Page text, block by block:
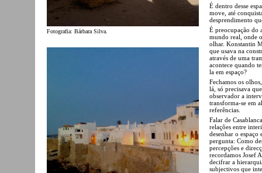
Fotografia: Bárbara Silva.
É dentro desse
move, até
desprendimento
É preocupação do
mundo real, onde
olhar. Konstantin
que usava na
através de uma
acontece quando
la em espaço?
Fechamos os
lá, só precisava
observador a
transforma-se em
referências.
Falar de
relações entre
desenhar o
pergunta: Como
percepções e
recordamos Josef
decifrar a
subjectivos que